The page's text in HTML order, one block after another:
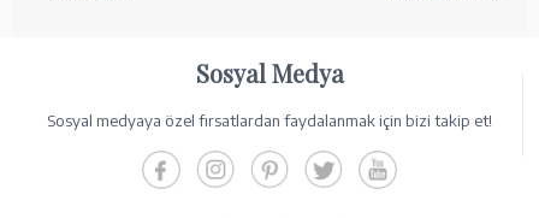
Sosyal Medya
Sosyal medyaya özel fırsatlardan faydalanmak için bizi takip et!